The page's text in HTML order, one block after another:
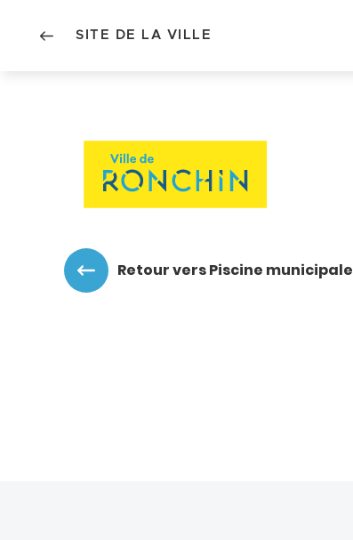
SITE DE LA VILLE
Retour vers Piscine municipale